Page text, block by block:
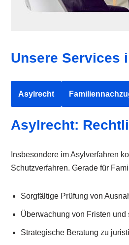
Unsere Services
Asylrecht
Asylrecht:
Insbesondere im Asylverfahren
Schutzverfahren. Gerade für
Sorgfältige Prüfung von
Überwachung von Fristen
Strategische Beratung zu